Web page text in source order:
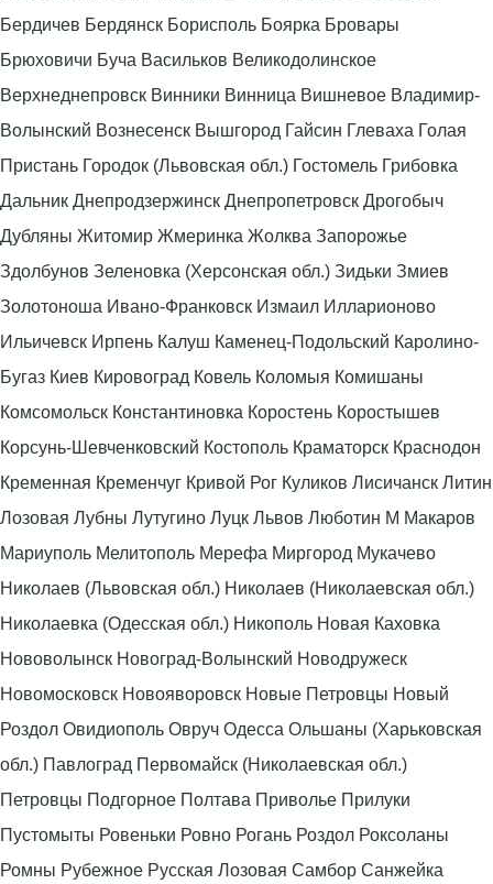
Бердичев Бердянск Борисполь Боярка Бровары
Брюховичи Буча Васильков Великодолинское
Верхнеднепровск Винники Винница Вишневое Владимир-
Волынский Вознесенск Вышгород Гайсин Глеваха Голая
Пристань Городок (Львовская обл.) Гостомель Грибовка
Дальник Днепродзержинск Днепропетровск Дрогобыч
Дубляны Житомир Жмеринка Жолква Запорожье
Здолбунов Зеленовка (Херсонская обл.) Зидьки Змиев
Золотоноша Ивано-Франковск Измаил Илларионово
Ильичевск Ирпень Калуш Каменец-Подольский Каролино-
Бугаз Киев Кировоград Ковель Коломыя Комишаны
Комсомольск Константиновка Коростень Коростышев
Корсунь-Шевченковский Костополь Краматорск Краснодон
Кременная Кременчуг Кривой Рог Куликов Лисичанск Литин
Лозовая Лубны Лутугино Луцк Львов Люботин М Макаров
Мариуполь Мелитополь Мерефа Миргород Мукачево
Николаев (Львовская обл.) Николаев (Николаевская обл.)
Николаевка (Одесская обл.) Никополь Новая Каховка
Нововолынск Новоград-Волынский Новодружеск
Новомосковск Новояворовск Новые Петровцы Новый
Роздол Овидиополь Овруч Одесса Ольшаны (Харьковская
обл.) Павлоград Первомайск (Николаевская обл.)
Петровцы Подгорное Полтава Приволье Прилуки
Пустомыты Ровеньки Ровно Рогань Роздол Роксоланы
Ромны Рубежное Русская Лозовая Самбор Санжейка